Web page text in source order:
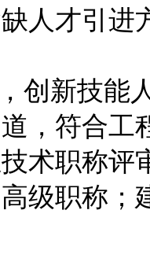
人才引进
创新技
，符合工
术职称评
级职称；